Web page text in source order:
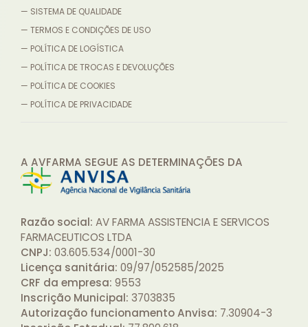
— SISTEMA DE QUALIDADE
— TERMOS E CONDIÇÕES DE USO
— POLÍTICA DE LOGÍSTICA
— POLÍTICA DE TROCAS E DEVOLUÇÕES
— POLÍTICA DE COOKIES
— POLÍTICA DE PRIVACIDADE
A AVFARMA SEGUE AS DETERMINAÇÕES DA
Razão social: AV FARMA ASSISTENCIA E SERVICOS
FARMACEUTICOS LTDA
CNPJ: 03.605.534/0001-30
Licença sanitária: 09/97/052585/2025
CRF da empresa: 9553
Inscrição Municipal: 3703835
Autorização funcionamento Anvisa: 7.30904-3